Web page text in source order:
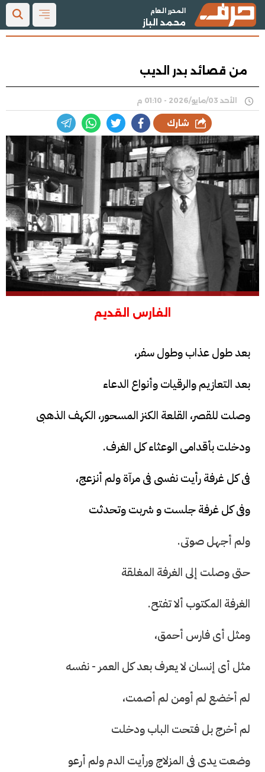
المحرر العام
محمد الباز
من قصائد بدر الديب
الأحد 03/مايو/2026 - 01:10 م
شارك
الفارس القديم
بعد طول عذاب وطول سفر،
بعد التعازيم والرقيات وأنواع الدعاء
وصلت للقصر، القلعة الكنز المسحور، الكهف الذهبى
ودخلت بأقدامى الوعثاء كل الغرف.
فى كل غرفة رأيت نفسى فى مرآة ولم أنزعج،
وفى كل غرفة جلست و شربت وتحدثت
ولم أجهل صوتى.
حتى وصلت إلى الغرفة المغلقة
الغرفة المكتوب ألا تفتح.
ومثل أى فارس أحمق،
مثل أى إنسان لا يعرف بعد كل العمر - نفسه
لم أخضع لم أومن لم أصمت،
لم أخرج بل فتحت الباب ودخلت
وضعت يدى فى المزلاج ورأيت الدم ولم أرعو